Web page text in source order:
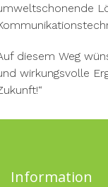
diesem Weg
wirkungsvolle
Information